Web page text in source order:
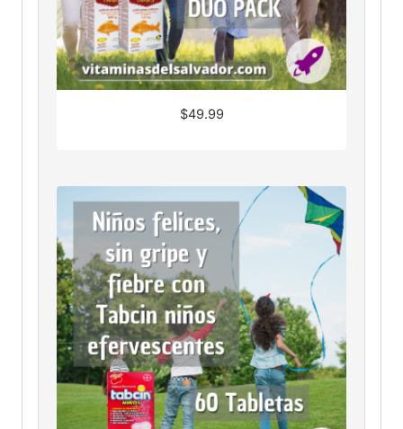
$49.99